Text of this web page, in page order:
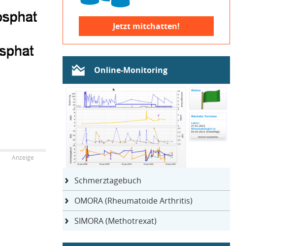
Jetzt mitchatten!
Online-Monitoring
Schmerztagebuch
OMORA (Rheumatoide Arthritis)
SIMORA (Methotrexat)